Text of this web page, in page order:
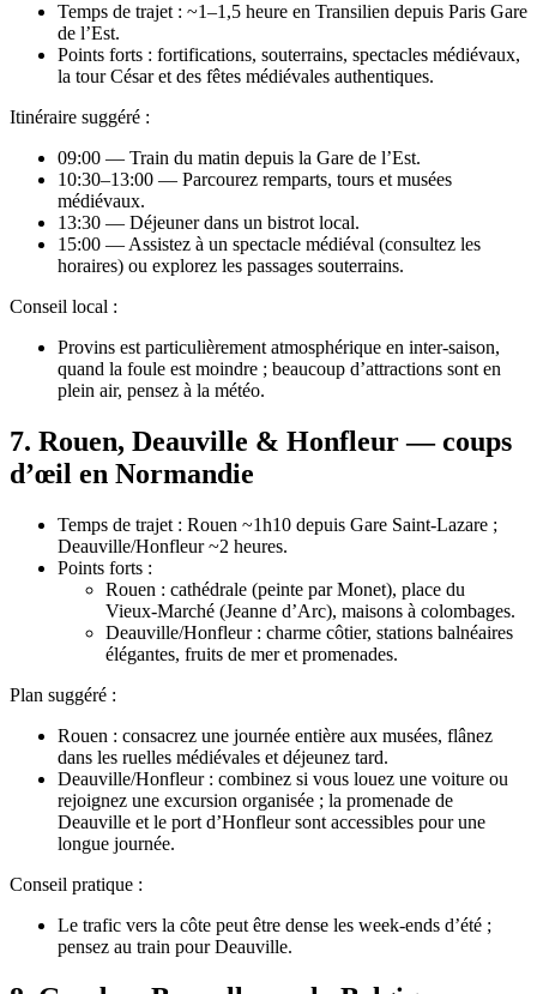
Temps de trajet : ~1–1,5 heure en Transilien depuis Paris Gare
de l’Est.
Points forts : fortifications, souterrains, spectacles médiévaux,
la tour César et des fêtes médiévales authentiques.
Itinéraire suggéré :
09:00 — Train du matin depuis la Gare de l’Est.
10:30–13:00 — Parcourez remparts, tours et musées
médiévaux.
13:30 — Déjeuner dans un bistrot local.
15:00 — Assistez à un spectacle médiéval (consultez les
horaires) ou explorez les passages souterrains.
Conseil local :
Provins est particulièrement atmosphérique en inter‑saison,
quand la foule est moindre ; beaucoup d’attractions sont en
plein air, pensez à la météo.
7. Rouen, Deauville & Honfleur — coups
d’œil en Normandie
Temps de trajet : Rouen ~1h10 depuis Gare Saint‑Lazare ;
Deauville/Honfleur ~2 heures.
Points forts :
Rouen : cathédrale (peinte par Monet), place du
Vieux‑Marché (Jeanne d’Arc), maisons à colombages.
Deauville/Honfleur : charme côtier, stations balnéaires
élégantes, fruits de mer et promenades.
Plan suggéré :
Rouen : consacrez une journée entière aux musées, flânez
dans les ruelles médiévales et déjeunez tard.
Deauville/Honfleur : combinez si vous louez une voiture ou
rejoignez une excursion organisée ; la promenade de
Deauville et le port d’Honfleur sont accessibles pour une
longue journée.
Conseil pratique :
Le trafic vers la côte peut être dense les week‑ends d’été ;
pensez au train pour Deauville.